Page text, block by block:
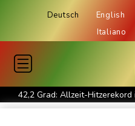
Deutsch English
Italiano
42,2 Grad: Allzeit-
Tag gebrochen